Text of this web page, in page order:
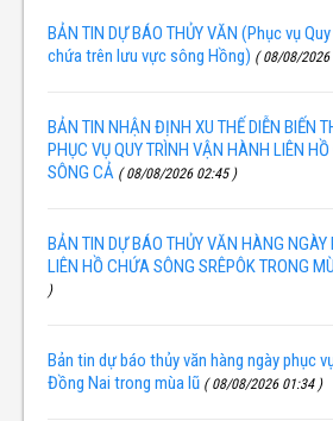
BẢN TIN DỰ BÁO THỦY VĂN (Phục vụ
chứa trên lưu vực sông Hồng) ( 08/08/2026
BẢN TIN NHẬN ĐỊNH XU THẾ DIỄN BIẾN
PHỤC VỤ QUY TRÌNH VẬN HÀNH LIÊN
SÔNG CẢ ( 08/08/2026 02:45 )
BẢN TIN DỰ BÁO THỦY VĂN HÀNG NGÀY
LIÊN HỒ CHỨA SÔNG SRÊPÔK TRONG
)
Bản tin dự báo thủy văn hàng ngày phục
Đồng Nai trong mùa lũ ( 08/08/2026 01:34 )